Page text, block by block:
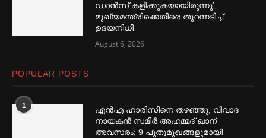
ഡാൻസ് കളിക്കുകയായിരുന്നു’,
മുഖ്യമന്ത്രിക്കെതിരെ തുറന്നടിച്ച്‌
ഉദയനിധി
August 6, 2026
POPULAR POSTS
1
എൻഎ ഹാരിസിനെ തഴ‌‍ഞ്ഞു, വിവാദ
നായകൻ സമീര്‍ അഹമ്മദ് ഖാന്
അവസരം; 9 പുതുമുഖങ്ങളുമായി